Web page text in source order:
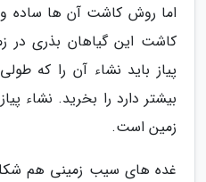
اما روش کاشت آن ها ساده
کاشت این گیاهان بذری در
بیشتر دارد را بخرید. نشاء
زمین است.
غده های سیب زمینی هم